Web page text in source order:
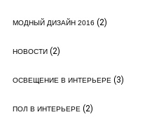
МОДНЫЙ ДИЗАЙН 2016 (2)
НОВОСТИ(2)
ОСВЕЩЕНИЕ В ИНТЕРЬЕРЕ(3)
ПОЛ В ИНТЕРЬЕРЕ(2)